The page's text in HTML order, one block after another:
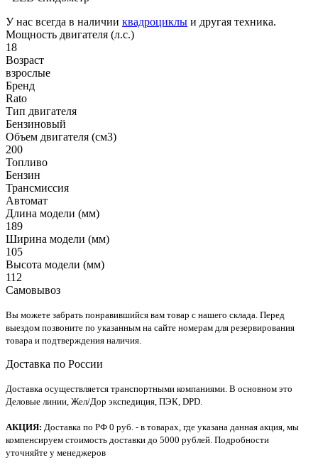
У нас всегда в наличии квадроциклы и другая техника.
Мощность двигателя (л.с.)
18
Возраст
взрослые
Бренд
Rato
Тип двигателя
Бензиновый
Объем двигателя (см3)
200
Топливо
Бензин
Трансмиссия
Автомат
Длина модели (мм)
189
Ширина модели (мм)
105
Высота модели (мм)
112
Самовывоз
Вы можете забрать понравившийся вам товар с нашего склада. Перед
выездом позвоните по указанным на сайте номерам для резервирования
товара и подтверждения наличия.
Доставка по России
Доставка осуществляется транспортными компаниями. В основном это
Деловые линии, Жел/Дор экспедиция, ПЭК, DPD.
АКЦИЯ: Доставка по РФ 0 руб. - в товарах, где указана данная акция, мы
компенсируем стоимость доставки до 5000 рублей. Подробности
уточняйте у менеджеров